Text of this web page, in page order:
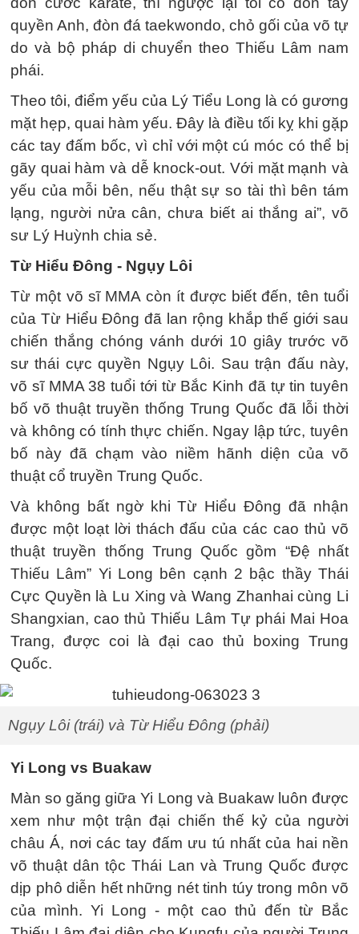
quyền Anh, đòn đá taekwondo, chỏ gối của võ tự
do và bộ pháp di chuyển theo Thiếu Lâm nam
phái.
Theo tôi, điểm yếu của Lý Tiểu Long là có gương
mặt hẹp, quai hàm yếu. Đây là điều tối kỵ khi gặp
các tay đấm bốc, vì chỉ với một cú móc có thể bị
gãy quai hàm và dễ knock-out. Với mặt mạnh và
yếu của mỗi bên, nếu thật sự so tài thì bên tám
lạng, người nửa cân, chưa biết ai thắng ai”, võ
sư Lý Huỳnh chia sẻ.
Từ Hiểu Đông - Ngụy Lôi
Từ một võ sĩ MMA còn ít được biết đến, tên tuổi
của Từ Hiểu Đông đã lan rộng khắp thế giới sau
chiến thắng chóng vánh dưới 10 giây trước võ
sư thái cực quyền Ngụy Lôi. Sau trận đấu này,
võ sĩ MMA 38 tuổi tới từ Bắc Kinh đã tự tin tuyên
bố võ thuật truyền thống Trung Quốc đã lỗi thời
và không có tính thực chiến. Ngay lập tức, tuyên
bố này đã chạm vào niềm hãnh diện của võ
thuật cổ truyền Trung Quốc.
Và không bất ngờ khi Từ Hiểu Đông đã nhận
được một loạt lời thách đấu của các cao thủ võ
thuật truyền thống Trung Quốc gồm “Đệ nhất
Thiếu Lâm” Yi Long bên cạnh 2 bậc thầy Thái
Cực Quyền là Lu Xing và Wang Zhanhai cùng Li
Shangxian, cao thủ Thiếu Lâm Tự phái Mai Hoa
Trang, được coi là đại cao thủ boxing Trung
Quốc.
Ngụy Lôi (trái) và Từ Hiểu Đông (phải)
Yi Long vs Buakaw
Màn so găng giữa Yi Long và Buakaw luôn được
xem như một trận đại chiến thế kỷ của người
châu Á, nơi các tay đấm ưu tú nhất của hai nền
võ thuật dân tộc Thái Lan và Trung Quốc được
dịp phô diễn hết những nét tinh túy trong môn võ
của mình. Yi Long - một cao thủ đến từ Bắc